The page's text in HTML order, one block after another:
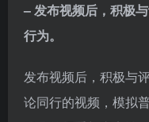
– 发布视频后，积极
行为。
发布视频后，积极与
论同行的视频，模拟